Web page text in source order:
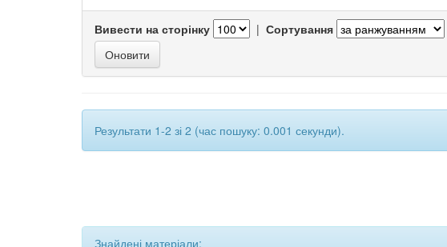
Вивести на сторінку | Сортування
Результати 1-2 зі 2 (час пошуку: 0.001 секунди).
Знайдені матеріали: